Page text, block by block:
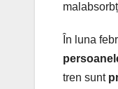
În luna
tren sunt